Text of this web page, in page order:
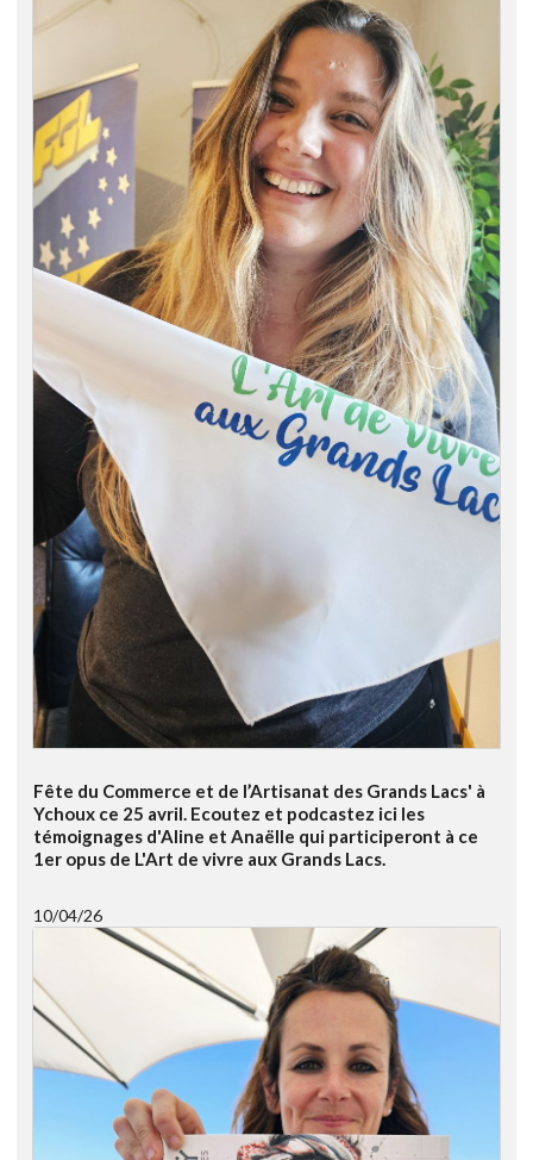
Fête du Commerce et de l’Artisanat des Grands Lacs' à
Ychoux ce 25 avril. Ecoutez et podcastez ici les
témoignages d'Aline et Anaëlle qui participeront à ce
1er opus de L'Art de vivre aux Grands Lacs.
10/04/26